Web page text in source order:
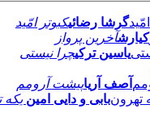
گرشا رضائیکبوتر امّید
کیارشآخرین پرواز
یاسین ترکیچرا نیستی
آصف آریاپیشت آرومم
بابی و دایی امین یکه